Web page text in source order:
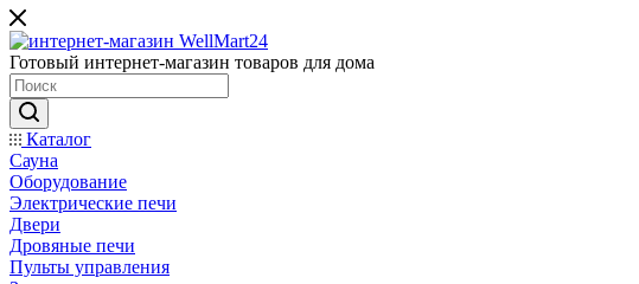
Готовый интернет-магазин товаров для дома
Каталог
Сауна
Оборудование
Электрические печи
Двери
Дровяные печи
Пульты управления